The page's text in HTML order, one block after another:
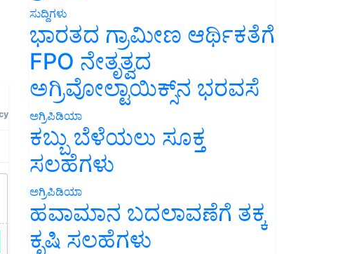
ಸುದ್ದಿಗಳು
ಭಾರತದ ಗ್ರಾಮೀಣ ಆರ್ಥಿಕತೆಗೆ
FPO ನೇತೃತ್ವದ
ಅಗ್ರಿವೋಲ್ಟಾಯಿಕ್ಸ್‌ನ ಭರವಸೆ
ಅಗ್ರಿಪಿಡಿಯಾ
ಕಬ್ಬು ಬೆಳೆಯಲು ಸೂಕ್ತ
ಸಲಹೆಗಳು
ಅಗ್ರಿಪಿಡಿಯಾ
ಹವಾಮಾನ ಬದಲಾವಣೆಗೆ ತಕ್ಕ
ಕೃಷಿ ಸಲಹೆಗಳು